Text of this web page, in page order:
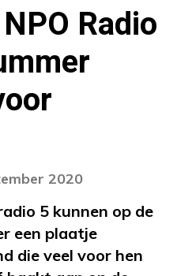
Radio
2020
5 kunnen op de
een plaatje
die veel voor hen